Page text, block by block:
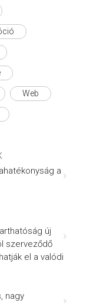
Web
a
új
szerveződő
el a valódi
nagy